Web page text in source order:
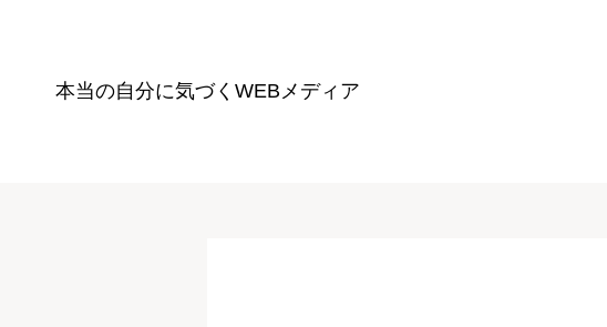
本当の自分に気づく WEBメディア